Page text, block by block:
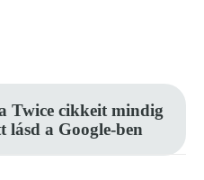
Twice cikkeit mindig
lásd a Google-ben